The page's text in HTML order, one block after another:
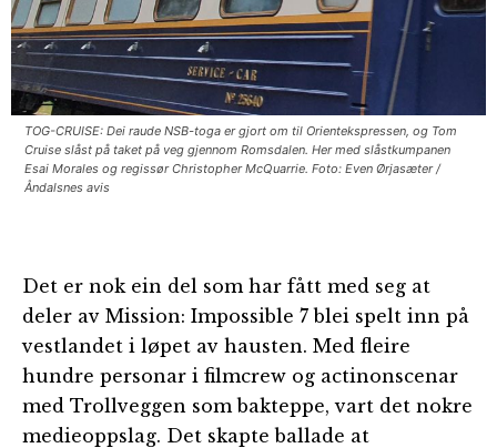
TOG-CRUISE: Dei raude NSB-toga er gjort om til Orientekspressen, og Tom
Cruise slåst på taket på veg gjennom Romsdalen. Her med slåstkumpanen
Esai Morales og regissør Christopher McQuarrie. Foto: Even Ørjasæter /
Åndalsnes avis
Det er nok ein del som har fått med seg at
deler av Mission: Impossible 7 blei spelt inn på
vestlandet i løpet av hausten. Med fleire
hundre personar i filmcrew og actinonscenar
med Trollveggen som bakteppe, vart det nokre
medieoppslag. Det skapte ballade at